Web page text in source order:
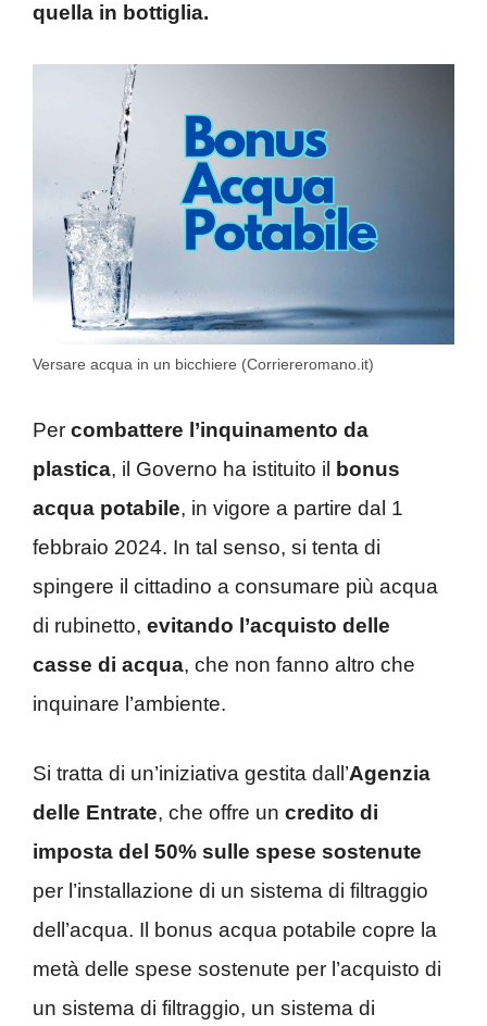
quella in bottiglia.
Versare acqua in un bicchiere (Corriereromano.it)
Per combattere l’inquinamento da
plastica, il Governo ha istituito il
bonus
acqua potabile, in vigore a partire dal 1
febbraio 2024. In tal senso, si tenta di
spingere il cittadino a consumare più acqua
di rubinetto, evitando l’acquisto delle
casse di acqua, che non fanno altro che
inquinare l’ambiente.
Si tratta di un’iniziativa gestita dall’Agenzia
delle Entrate, che offre un credito di
imposta del 50% sulle spese sostenute
per l’installazione di un sistema di filtraggio
dell’acqua. Il bonus acqua potabile copre la
metà delle spese sostenute per l’acquisto di
un sistema di filtraggio, un sistema di